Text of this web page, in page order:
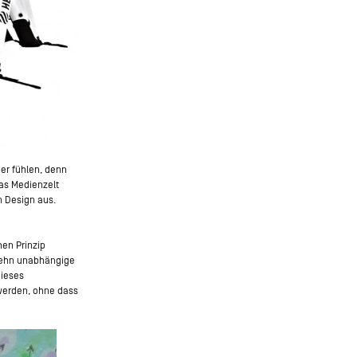
fühlen, denn
Medienzelt
Design aus.
Prinzip
unabhängige
ohne dass